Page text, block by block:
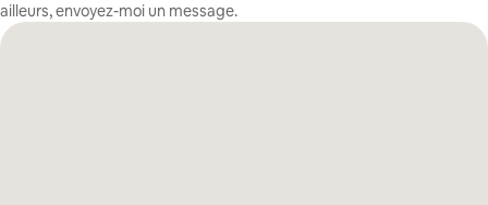
ailleurs, envoyez-moi un message.